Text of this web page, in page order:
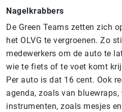
Nagelkrabbers
De Green Teams zetten zich
het OLVG te vergroenen. Zo
medewerkers om de auto te
wie te fiets of te voet komt
Per auto is dat 16 cent. Ook
agenda, zoals van
instrumenten, zoals mesjes